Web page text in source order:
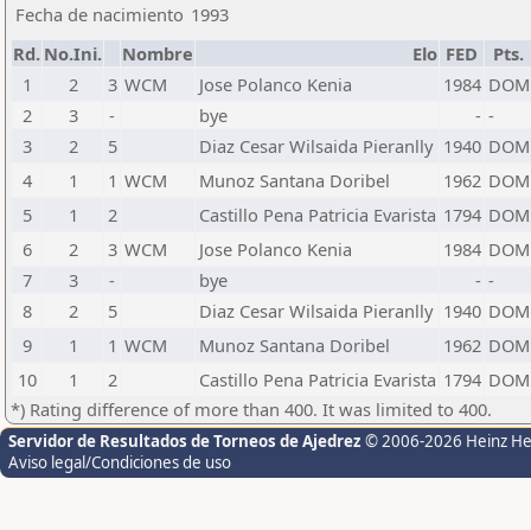
Fecha de nacimiento 1993
Rd. No.Ini. Nombre Elo FED
Pts.
1
2 3 WCM Jose Polanco Kenia 1984 DOM
2
3 - bye - -
3
2 5 Diaz Cesar Wilsaida Pieranlly 1940 DOM
4
1 1 WCM Munoz Santana Doribel 1962 DOM
5
1 2 Castillo Pena Patricia Evarista 1794 DOM
6
2 3 WCM Jose Polanco Kenia 1984 DOM
7
3 - bye - -
8
2 5 Diaz Cesar Wilsaida Pieranlly 1940 DOM
9
1 1 WCM Munoz Santana Doribel 1962 DOM
10
1 2 Castillo Pena Patricia Evarista 1794 DOM
*) Rating difference of more than 400. It was limited to 400.
Servidor de Resultados de Torneos de Ajedrez © 2006-2026 Heinz
Aviso legal/Condiciones de uso